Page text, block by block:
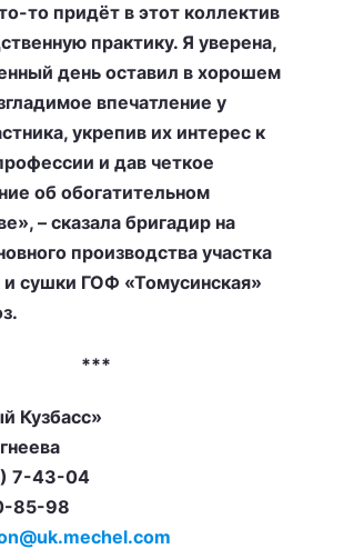
то придёт в этот коллектив
практику. Я уверена,
день оставил в хорошем
впечатление у
укрепив их интерес к
и дав четкое
об обогатительном
– сказала бригадир на
производства участка
сушки ГОФ «Томусинская»
***
Кузбасс»
7-43-04
85-98